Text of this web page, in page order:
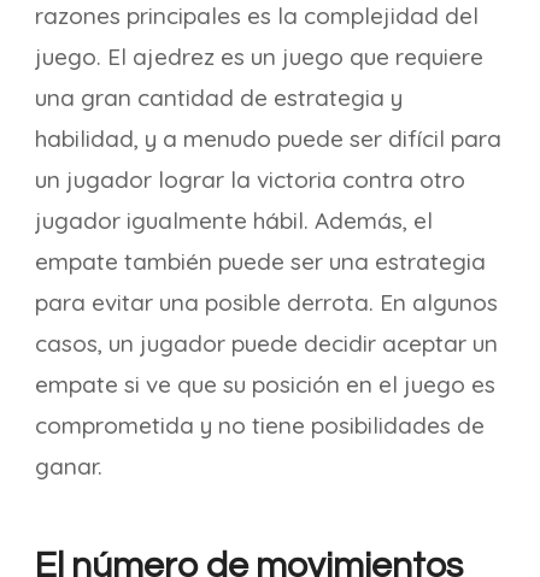
razones principales es la complejidad del
juego. El ajedrez es un juego que requiere
una gran cantidad de estrategia y
habilidad, y a menudo puede ser difícil para
un jugador lograr la victoria contra otro
jugador igualmente hábil. Además, el
empate también puede ser una estrategia
para evitar una posible derrota. En algunos
casos, un jugador puede decidir aceptar un
empate si ve que su posición en el juego es
comprometida y no tiene posibilidades de
ganar.
El número de movimientos